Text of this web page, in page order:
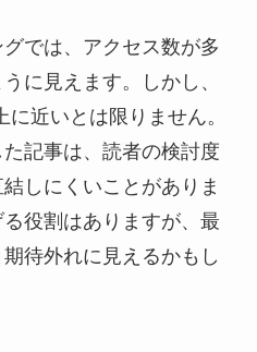
では、アクセス数が多
に見えます。しかし、
近いとは限りません。
記事は、読者の検討度
しにくいことがありま
役割はありますが、最
待外れに見えるかもし